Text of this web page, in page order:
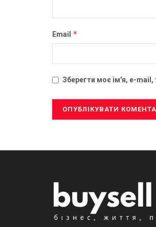
Email *
Зберегти моє ім'я, e-mail,